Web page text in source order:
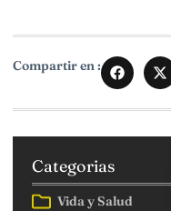
Compartir en :
Categorias
Vida y Salud